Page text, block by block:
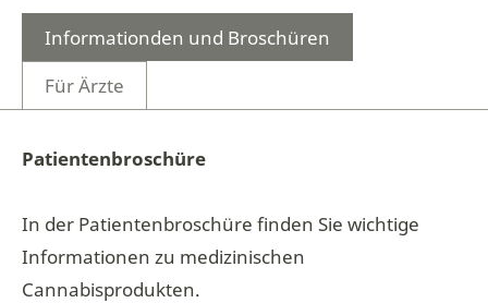
Informationden und Broschüren
Für Ärzte
Patientenbroschüre
In der Patientenbroschüre finden Sie wichtige
Informationen zu medizinischen
Cannabisprodukten.